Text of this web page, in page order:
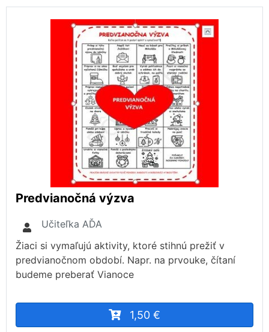
Predvianočná výzva
Učiteľka AĎA
Žiaci si vymaľujú aktivity, ktoré stihnú prežiť v
predvianočnom období. Napr. na prvouke, čítaní
budeme preberať Vianoce
1,50 €